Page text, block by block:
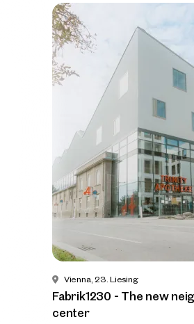
Vienna, 23. Liesing
Fabrik1230 - The new
center